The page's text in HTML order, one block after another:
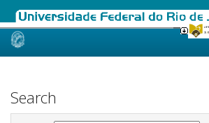
Skip
Search